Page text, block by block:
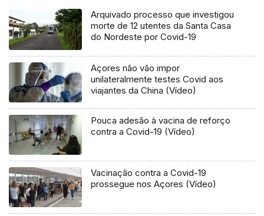
Arquivado processo que investigou
morte de 12 utentes da Santa Casa
do Nordeste por Covid-19
Açores não vão impor
unilateralmente testes Covid aos
viajantes da China (Vídeo)
Pouca adesão à vacina de reforço
contra a Covid-19 (Vídeo)
Vacinação contra a Covid-19
prossegue nos Açores (Vídeo)